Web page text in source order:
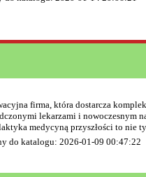
firma, która dostarcza
lekarzami i nowoczesnym
medycyną przyszłości to nie
do katalogu: 2026-01-09 00:47:22